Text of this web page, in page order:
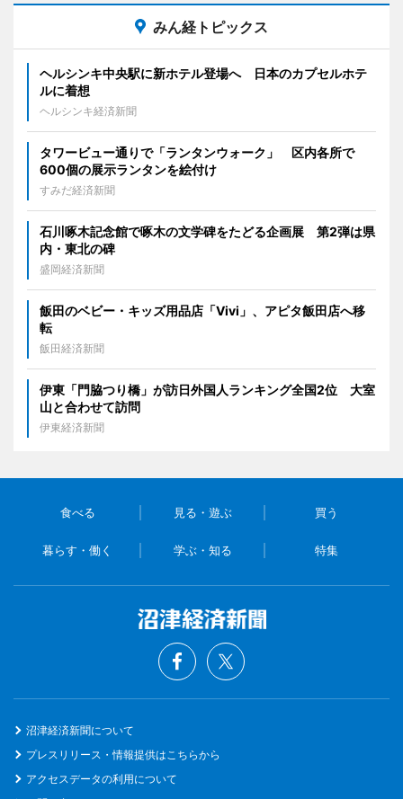
みん経トピックス
ヘルシンキ中央駅に新ホテル登場へ 日本のカプセルホテ
ルに着想
ヘルシンキ経済新聞
タワービュー通りで「ランタンウォーク」 区内各所で
600個の展示ランタンを絵付け
すみだ経済新聞
石川啄木記念館で啄木の文学碑をたどる企画展 第2弾は県
内・東北の碑
盛岡経済新聞
飯田のベビー・キッズ用品店「Vivi」、アピタ飯田店へ移
転
飯田経済新聞
伊東「門脇つり橋」が訪日外国人ランキング全国2位 大室
山と合わせて訪問
伊東経済新聞
食べる 見る・遊ぶ 買う
暮らす・働く 学ぶ・知る 特集
沼津経済新聞について
プレスリリース・情報提供はこちらから
アクセスデータの利用について